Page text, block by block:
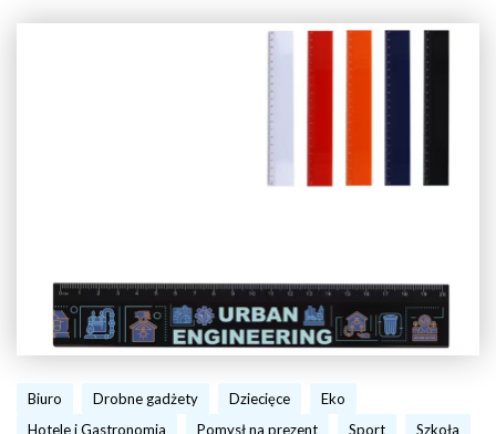
Biuro Drobne gadżety Dziecięce
Eko
Hotele i Gastronomia
Pomysł na prezent Sport Szkoła